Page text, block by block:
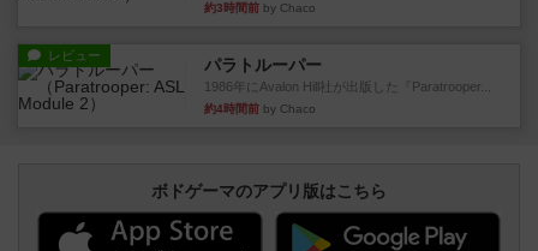
約3時間前 by Chaco
レビュー パラトルーパー
1986年にAvalon Hill社が出版した『Paratrooper...
約4時間前 by Chaco
ボドゲーマのアプリ版はこちら